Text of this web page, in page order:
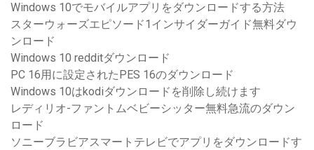
Windows 10でモバイルアプリをダウンロードする方法
スターウォーズエピソード1インサイダーガイド無料ダウ
ンロード
Windows 10 redditダウンロード
PC 16用に設定されたPES 16のダウンロード
Windows 10はkodiダウンロードを削除し続けます
レディリオ-ファントムベビーシッター無料急流のダウン
ロード
ソニーブラビアスマートテレビでアプリをダウンロードす